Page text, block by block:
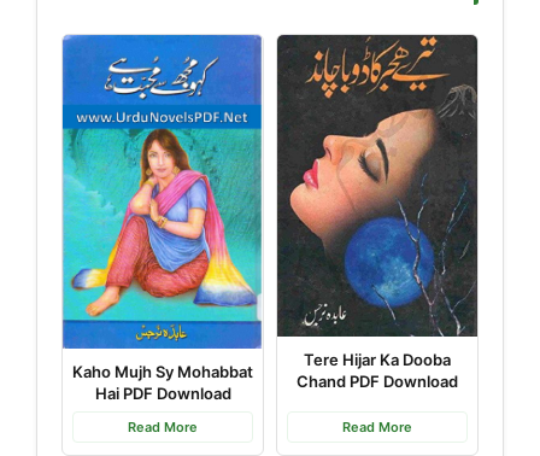
Kaho Mujh Sy Mohabbat
Hai PDF Download
Read More
Tere Hijar Ka Dooba
Chand PDF Download
Read More